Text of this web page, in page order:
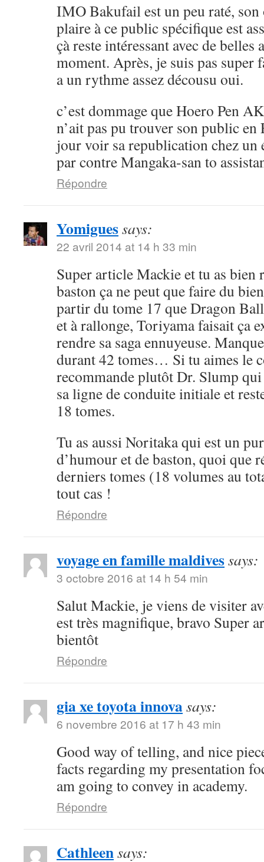
IMO Bakufail est un peu raté,
plaire à ce public spécifique est
çà reste intéressant avec de belles
moment. Après, je suis pas super
a un rythme assez décousu oui.
c’est dommage que Hoero Pen
n’ait pas pu trouver son public en
jour voir sa republication chez un
par contre Mangaka-san to
Répondre
Yomiguessays:
22 avril 2014 at 14 h 33 min
Super article Mackie et tu as bien
baston ça ne peut que faire du
partir du tome 17 que Dragon
et à rallonge, Toriyama faisait ça
rendre sa saga ennuyeuse.
durant 42 tomes… Si tu aimes le
recommande plutôt Dr. Slump qui
sa ligne de conduite initiale et
18 tomes.
Tu as aussi Noritaka qui est un
d’humour et de baston, quoi que
derniers tomes (18 volumes au
tout cas !
Répondre
voyage en famille maldivessays:
3 octobre 2016 at 14 h 54 min
Salut Mackie, je viens de visiter
est très magnifique, bravo Super
bientôt
Répondre
gia xe toyota innovasays:
6 novembre 2016 at 17 h 43 min
Good way of telling, and nice
facts regarding my presentation
am going to convey in academy.
Répondre
Cathleensays: